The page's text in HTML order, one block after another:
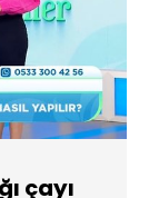
çayı